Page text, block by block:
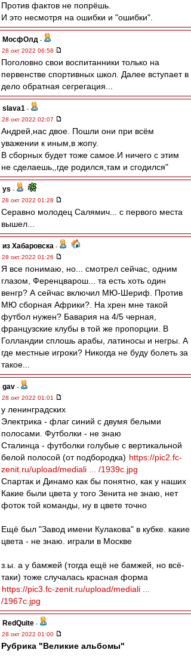
Против фактов не попрёшь.
И это несмотря на ошибки и "ошибки".
МосфОлд -
28 окт 2022 06:58
Поголовно свои воспитанники только на
первенстве спортивных школ. Далее вступает в
дело обратная сегрегация...
slava1 -
28 окт 2022 02:07
Андрей,нас двое. Пошли они при всём
уважении к иным,в жопу.
В сборных будет тоже самое.И ничего с этим
не сделаешь,,где родился,там и сгодился"
ys -
28 окт 2022 01:28
Серавно молодец Салямич... с первого места
вышел...
из Хабаровска -
28 окт 2022 01:26
Я все понимаю, но... смотрел сейчас, одним
глазом, Ференцварош... та есть хоть один
венгр? А сейчас включил МЮ-Шериф. Против
МЮ сборная Африки?. На хрен мне такой
футбол нужен? Бавария на 4/5 черная,
французские клубы в той же пропорции. В
Голландии сплошь арабы, латиносы и негры. А
где местные игроки? Никогда не буду болеть за
такое...
gav -
28 окт 2022 01:01
у ленинградских
Электрика - флаг синий с двумя белыми
полосами. Футболки - не знаю
Сталинца - футболки голубые с вертикальной
белой полосой (от подбородка) https://pic2.fc-
zenit.ru/upload/mediali ... /1939c.jpg
Спартак и Динамо как бы понятно, как у наших
Какие были цвета у того Зенита не знаю, нет
фоток той команды, ну в цвете точно
Ещё был "Завод имени Кулакова" в кубке. какие
цвета - не знаю. играли в Москве
з.ы. а у бамжей (тогда ещё не бамжей, но всё-
таки) тоже случалась красная форма
https://pic3.fc-zenit.ru/upload/mediali ...
/1967c.jpg
RedQuite -
28 окт 2022 01:00
Рубрика "Великие альбомы"